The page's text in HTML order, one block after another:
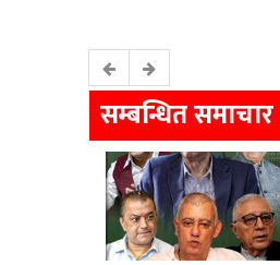
सम्बन्धित समाचार